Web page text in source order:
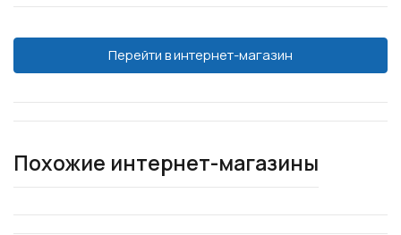
Перейти в интернет-магазин
Похожие интернет-магазины